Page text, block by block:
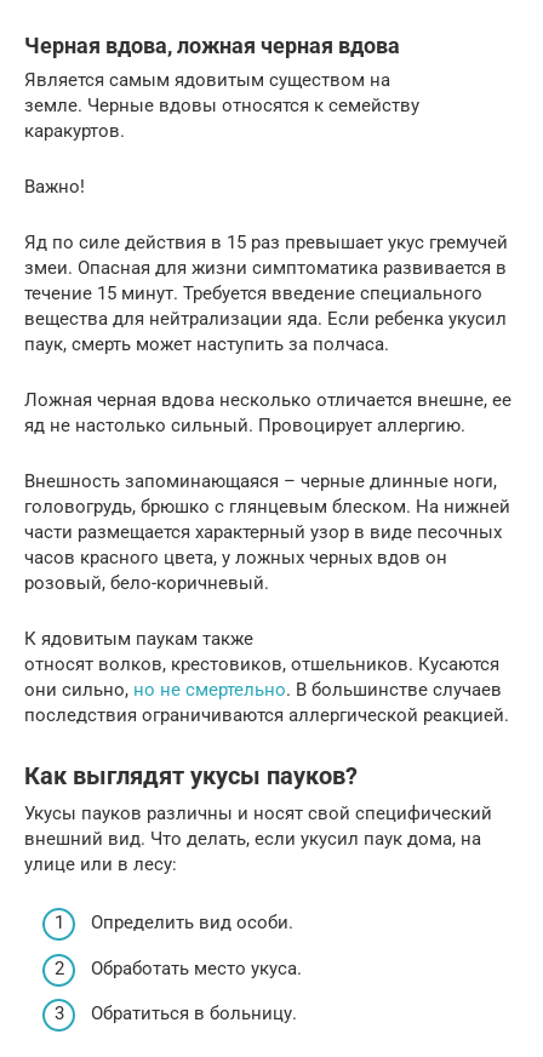
Черная вдова, ложная черная вдова
Является самым ядовитым существом на
земле. Черные вдовы относятся к семейству
каракуртов.
Важно!
Яд по силе действия в 15 раз превышает укус гремучей
змеи. Опасная для жизни симптоматика развивается в
течение 15 минут. Требуется введение специального
вещества для нейтрализации яда. Если ребенка укусил
паук, смерть может наступить за полчаса.
Ложная черная вдова несколько отличается внешне, ее
яд не настолько сильный. Провоцирует аллергию.
Внешность запоминающаяся – черные длинные ноги,
головогрудь, брюшко с глянцевым блеском. На нижней
части размещается характерный узор в виде песочных
часов красного цвета, у ложных черных вдов он
розовый, бело-коричневый.
К ядовитым паукам также
относят волков, крестовиков, отшельников. Кусаются
они сильно, но не смертельно. В большинстве случаев
последствия ограничиваются аллергической реакцией.
Как выглядят укусы пауков?
Укусы пауков различны и носят свой специфический
внешний вид. Что делать, если укусил паук дома, на
улице или в лесу:
Определить вид особи.
Обработать место укуса.
Обратиться в больницу.